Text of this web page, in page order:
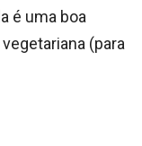
é uma boa
(para